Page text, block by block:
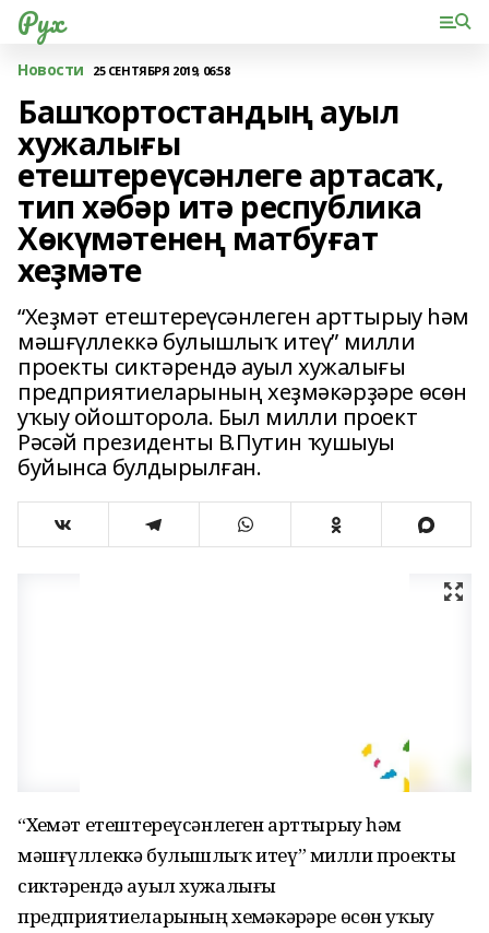
Рух
Новости 25 СЕНТЯБРЯ 2019, 06:58
Башҡортостандың ауыл
хужалығы
етештереүсәнлеге артасаҡ,
тип хәбәр итә республика
Хөкүмәтенең матбуғат
хеҙмәте
“Хеҙмәт етештереүсәнлеген арттырыу һәм
мәшғүллеккә булышлыҡ итеү” милли
проекты сиктәрендә ауыл хужалығы
предприятиеларының хеҙмәкәрҙәре өсөн
уҡыу ойошторола. Был милли проект
Рәсәй президенты В.Путин ҡушыуы
буйынса булдырылған.
“Хеҙмәт етештереүсәнлеген арттырыу һәм
мәшғүллеккә булышлыҡ итеү” милли проекты
сиктәрендә ауыл хужалығы
предприятиеларының хеҙмәкәрҙәре өсөн уҡыу